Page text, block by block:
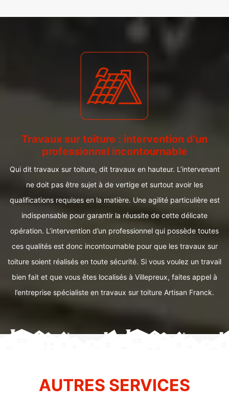
Travaux sur toiture : intervention d’un
professionnel incontournable
Qui dit travaux sur toiture, dit travaux en hauteur. L’intervenant
ne doit pas être sujet à de vertige et surtout avoir les
qualifications requises en la matière. Une agilité particulière est
indispensable pour garantir la réussite de cette délicate
opération. L’intervention d’un professionnel qui possède toutes
ces qualités est donc incontournable pour que les travaux sur
toiture soient réalisés en toute sécurité. Si vous voulez un travail
bien fait et que vous êtes localisés à Villepreux, faites appel à
l’entreprise spécialiste en travaux sur toiture Artisan Franck.
AUTRES SERVICES